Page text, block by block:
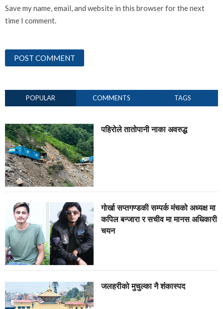
Save my name, email, and website in this browser for the next
time I comment.
POPULAR COMMENTS TAGS
पहिरोले तातोपानी नाका अवरुद्ध
गोर्खा सप्तगण्डकी सम्पर्क मंचको अध्यक्ष मा
कपिल बन्जारा र सचीव मा मानस अधिकारी
चयन
जलहरीको मुचुल्का नै शंंकास्पद